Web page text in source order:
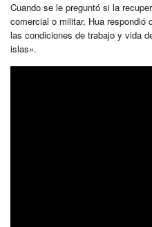
Cuando se le preguntó si la
comercial o militar, Hua respondió
las condiciones de trabajo y vida
islas».